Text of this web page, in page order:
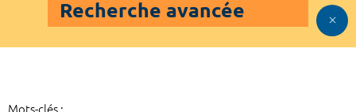
Recherche avancée